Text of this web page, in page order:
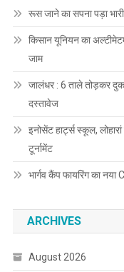
रूस जाने का सपना पड़ा
किसान यूनियन का
जाम
जालंधर : 6 ताले तोड़कर
दस्तावेज
इनोसेंट हार्ट्स स्कूल,
टूर्नामेंट
भार्गव कैंप फायरिंग का
ARCHIVES
August 2026